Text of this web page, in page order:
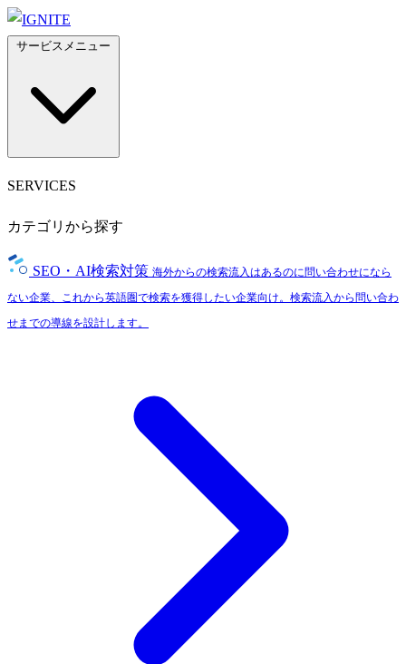
SERVICES
カテゴリから探す
SEO・AI検索対策 海外からの検索流入はあるのに問い合わせになら
ない企業、これから英語圏で検索を獲得したい企業向け。検索流入から問い合わ
せまでの導線を設計します。